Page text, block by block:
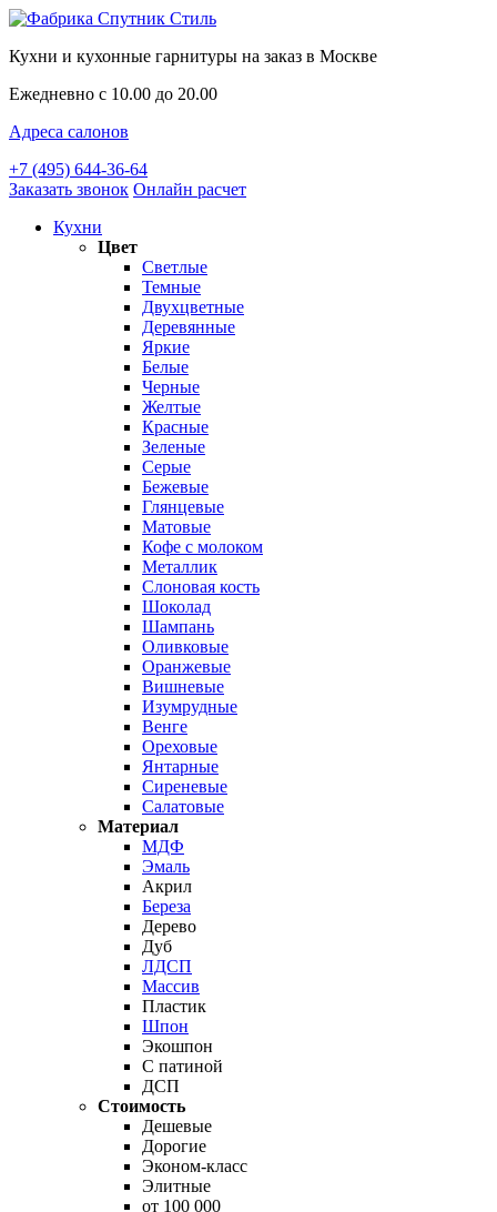
Кухни и кухонные гарнитуры на заказ в Москве
Ежедневно с 10.00 до 20.00
Адреса салонов
+7 (495) 644-36-64
Заказать звонок Онлайн расчет
Кухни
Цвет
Светлые
Темные
Двухцветные
Деревянные
Яркие
Белые
Черные
Желтые
Красные
Зеленые
Серые
Бежевые
Глянцевые
Матовые
Кофе с молоком
Металлик
Слоновая кость
Шоколад
Шампань
Оливковые
Оранжевые
Вишневые
Изумрудные
Венге
Ореховые
Янтарные
Сиреневые
Салатовые
Материал
МДФ
Эмаль
Акрил
Береза
Дерево
Дуб
ЛДСП
Массив
Пластик
Шпон
Экошпон
С патиной
ДСП
Стоимость
Дешевые
Дорогие
Эконом-класс
Элитные
от 100 000